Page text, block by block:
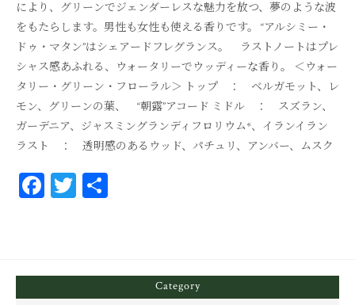
により、グリーンでジェンダーレスな魅力を放つ、夢のような波
をもたらします。男性も女性も使える香りです。 “アルシミー・
ドゥ・マタン”はシェアードフレグランス。 ラストノートはプレ
シャス感あふれる、ウォータリーでウッディーな香り。 ＜ウォー
タリー・グリーン・フローラル＞ トップ ： ベルガモット、レ
モン、グリーンの葉、 “朝露”アコード ミドル ： スズラン、
ガーデニア、ジャスミングランディフロリウム*、イランイラン
ラスト ： 透明感のあるウッド、パチュリ、アンバー、ムスク
Fa T
Category